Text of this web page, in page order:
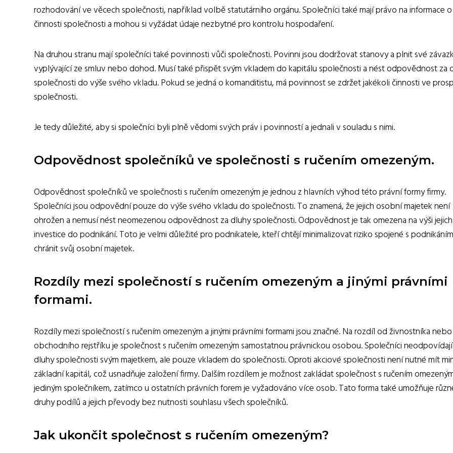
rozhodování ve věcech společnosti, například volbě statutárního orgánu. Společníci také mají právo na informace o
činnosti společnosti a mohou si vyžádat údaje nezbytné pro kontrolu hospodaření.
Na druhou stranu mají společníci také povinnosti vůči společnosti. Povinni jsou dodržovat stanovy a plnit své
vyplývající ze smluv nebo dohod. Musí také přispět svým vkladem do kapitálu společnosti a nést odpovědnost za
společnosti do výše svého vkladu. Pokud se jedná o komanditistu, má povinnost se zdržet jakékoli činnosti ve
společnosti.
Je tedy důležité, aby si společníci byli plně vědomi svých práv i povinností a jednali v souladu s nimi.
Odpovědnost společníků ve společnosti s ručením omezeným.
Odpovědnost společníků ve společnosti s ručením omezeným je jednou z hlavních výhod této právní formy firmy.
Společníci jsou odpovědní pouze do výše svého vkladu do společnosti. To znamená, že jejich osobní majetek není
ohrožen a nemusí nést neomezenou odpovědnost za dluhy společnosti. Odpovědnost je tak omezena na výši jejich
investice do podnikání. Toto je velmi důležité pro podnikatele, kteří chtějí minimalizovat riziko spojené s
chránit svůj osobní majetek.
Rozdíly mezi společností s ručením omezeným a jinými právními
formami.
Rozdíly mezi společností s ručením omezeným a jinými právními formami jsou značné. Na rozdíl od živnostníka nebo
obchodního rejstříku je společnost s ručením omezeným samostatnou právnickou osobou. Společníci
dluhy společnosti svým majetkem, ale pouze vkladem do společnosti. Oproti akciové společnosti není nutné mít
základní kapitál, což usnadňuje založení firmy. Dalším rozdílem je možnost zakládat společnost s ručením
jediným společníkem, zatímco u ostatních právních forem je vyžadováno více osob. Tato forma také umožňuje
druhy podílů a jejich převody bez nutnosti souhlasu všech společníků.
Jak ukončit společnost s ručením omezeným?